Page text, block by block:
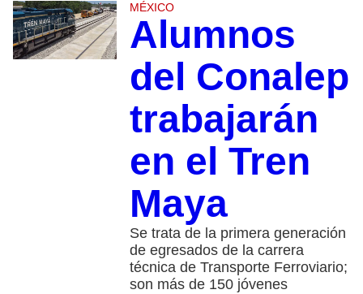
MÉXICO
Alumnos
del Conalep
trabajarán
en el Tren
Maya
Se trata de la primera generación
de egresados de la carrera
técnica de Transporte Ferroviario;
son más de 150 jóvenes